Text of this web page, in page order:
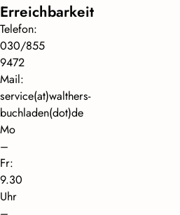
Erreichbarkeit
Telefon:
030/855
9472
Mail:
service(at)walthers-
buchladen(dot)de
Mo
–
Fr:
9.30
Uhr